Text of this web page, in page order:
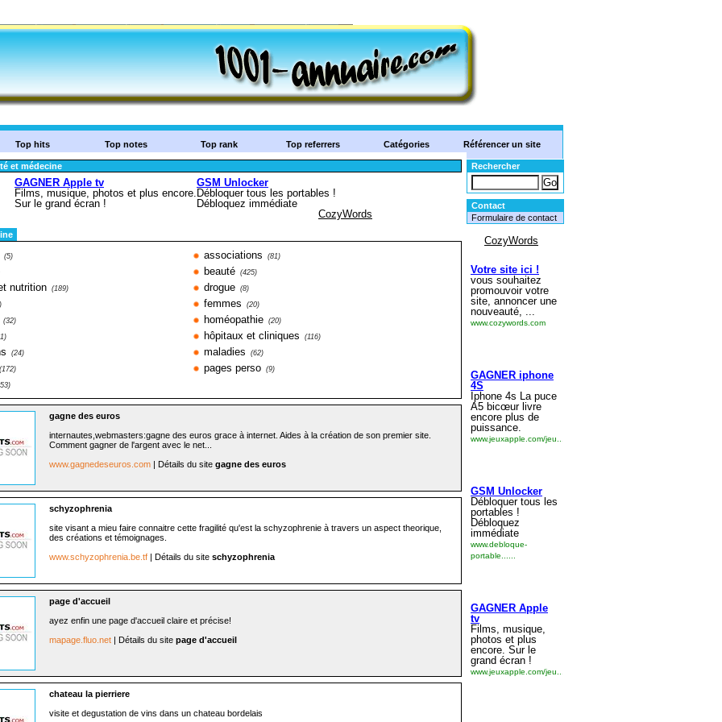
Top hits Top notes Top rank Top referrers Catégories Référencer un site
Rechercher
Contact
Formulaire de contact
et médecine
(5)
nutrition (189)
(32)
(24)
(172)
associations (81)
beauté (425)
drogue (8)
femmes (20)
homéopathie (20)
hôpitaux et cliniques (116)
maladies (62)
pages perso (9)
gagne des euros
internautes,webmasters:gagne des euros grace à internet. Aides à la création de son premier site.
Comment gagner de l'argent avec le net...
www.gagnedeseuros.com | Détails du site gagne des euros
schyzophrenia
site visant a mieu faire connaitre cette fragilité qu'est la schyzophrenie à travers un aspect theorique,
des créations et témoignages.
www.schyzophrenia.be.tf | Détails du site schyzophrenia
page d'accueil
ayez enfin une page d'accueil claire et précise!
mapage.fluo.net | Détails du site page d'accueil
chateau la pierriere
visite et degustation de vins dans un chateau bordelais